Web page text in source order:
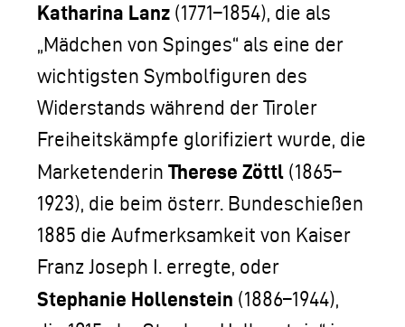
Katharina Lanz (1771–1854), die als
„Mädchen von Spinges“ als eine der
wichtigsten Symbolfiguren des
Widerstands während der Tiroler
Freiheitskämpfe glorifiziert wurde, die
Marketenderin Therese Zöttl (1865–
1923), die beim österr. Bundeschießen
1885 die Aufmerksamkeit von Kaiser
Franz Joseph I. erregte, oder
Stephanie Hollenstein (1886–1944),